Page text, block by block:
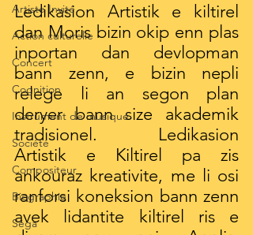
Artiste Invité
Action culturelle
Concert
Cognition
Instrument de musique
Société
Compositeur
Biographie
Séga
Ledikasion Artistik e kiltirel
dan Moris bizin okip enn plas
inportan dan devlopman
bann zenn, e bizin nepli
relege li an segon plan
deryer bann size akademik
tradisionel. Ledikasion
Artistik e Kiltirel pa zis
ankouraz kreativite, me li osi
ranforsi koneksion bann zenn
avek lidantite kiltirel ris e